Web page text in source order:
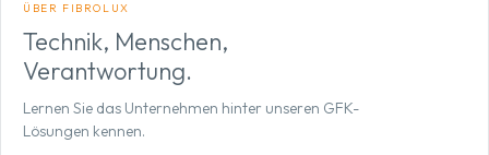
ÜBER FIBROLUX
Technik, Menschen,
Verantwortung.
Lernen Sie das Unternehmen hinter unseren GFK-
Lösungen kennen.